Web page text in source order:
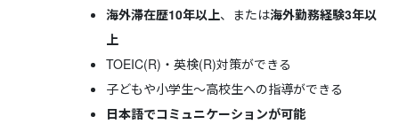
海外滞在歴10年以上、または海外勤務経験3年以
上
TOEIC(R)・英検(R)対策ができる
子どもや小学生～高校生への指導ができる
日本語でコミュニケーションが可能